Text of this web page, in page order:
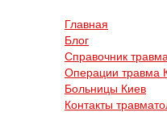
Главная
Блог
Справочник травма
Операции травма
Больницы Киев
Контакты